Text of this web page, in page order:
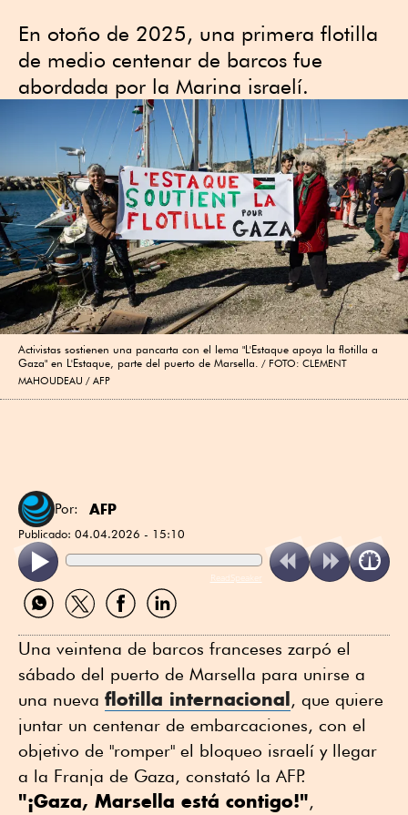
En otoño de 2025, una primera flotilla
de medio centenar de barcos fue
abordada por la Marina israelí.
Activistas sostienen una pancarta con el lema "L'Estaque apoya la flotilla a
Gaza" en L'Estaque, parte del puerto de Marsella.
FOTO: CLEMENT
MAHOUDEAU / AFP
Por: AFP
Publicado: 04.04.2026 - 15:10
ReadSpeaker
Compartir
por
Compartir
por
Compartir
por
Compartir
por
Una veintena de barcos franceses zarpó el
sábado del puerto de Marsella para unirse a
una nueva flotilla internacional, que quiere
juntar un centenar de embarcaciones, con el
objetivo de "romper" el bloqueo israelí y llegar
a la Franja de Gaza, constató la AFP.
"¡Gaza, Marsella está contigo!",